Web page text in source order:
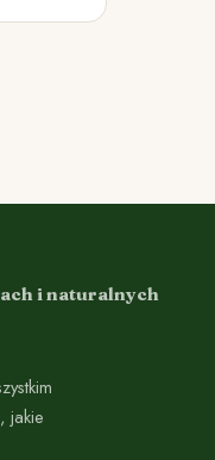
i naturalnych
jakie